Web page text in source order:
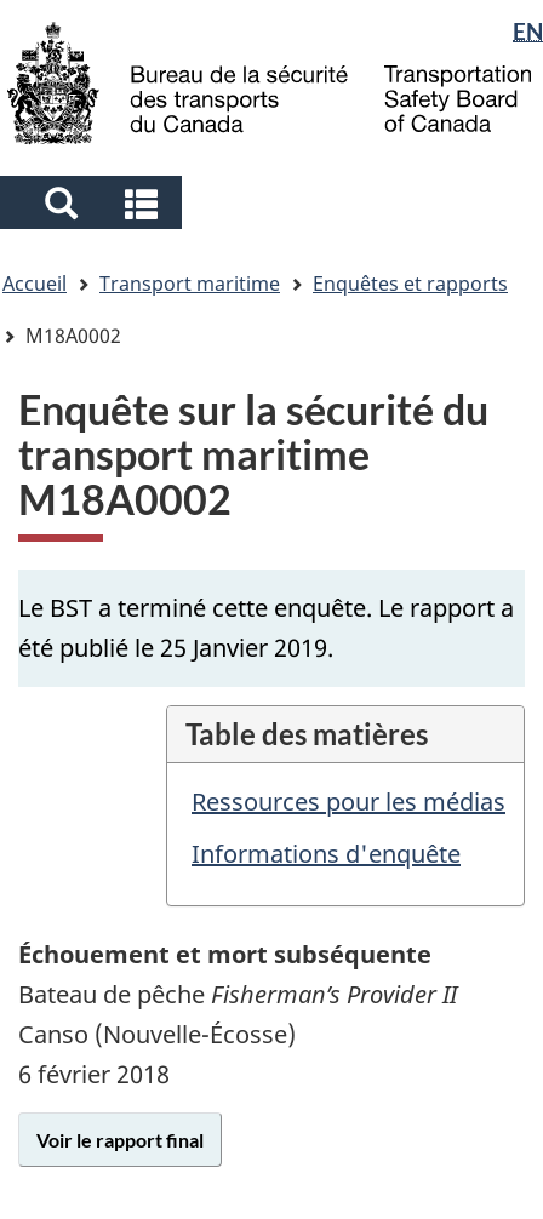
to
main
to
"About
government"
à
la
Sélection
de
la
langue
EN
Search
and
menus
and
menus
êtes
ici
Accueil Transport maritime
Enquêtes et rapports
M18A0002
Enquête sur la sécurité du
transport maritime
M18A0002
Le BST a terminé cette enquête. Le rapport a
été publié le 25 Janvier 2019.
Table des matières
Ressources pour les médias
Informations d'enquête
Échouement et mort subséquente
Bateau de pêche Fisherman’s Provider II
Canso (Nouvelle-Écosse)
6 février 2018
Voir le rapport final